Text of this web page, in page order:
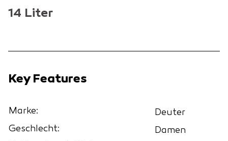
14 Liter
Key Features
Marke:
Deuter
Geschlecht:
Damen